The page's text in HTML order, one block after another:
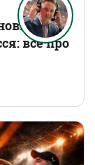
все про